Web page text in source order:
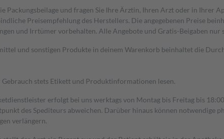
Packungsbeilage und fragen Sie Ihre Ärztin, Ihren Arzt oder in Ihrer
Preisempfehlung des Herstellers. Die angegebenen Preise
und Irrtümer vorbehalten. Alle Angebote und Gratis-Beigaben nur
und sonstigen Produkte in deinem Warenkorb beinhaltet die
stets Etikett und Produktinformationen lesen.
erfolgt bei uns werktags von Montag bis Freitag bis
des Spediteurs abweichen. Darüber hinaus können
verlängern.